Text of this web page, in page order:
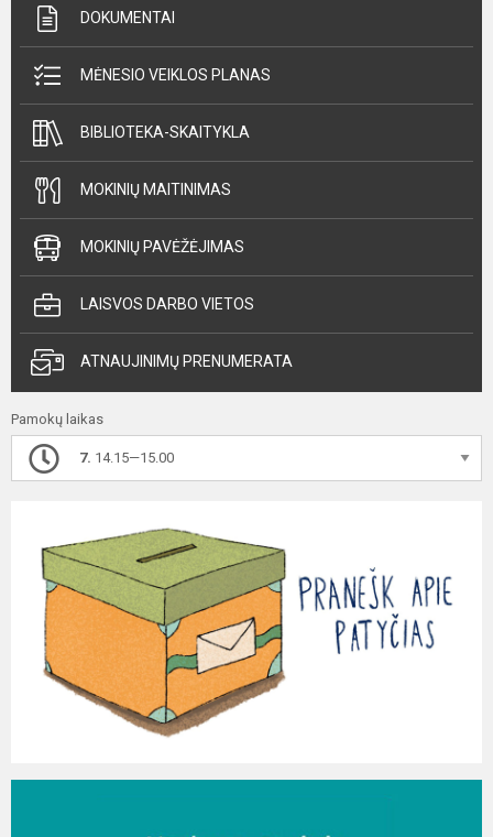
DOKUMENTAI
MĖNESIO VEIKLOS PLANAS
BIBLIOTEKA-SKAITYKLA
MOKINIŲ MAITINIMAS
MOKINIŲ PAVĖŽĖJIMAS
LAISVOS DARBO VIETOS
ATNAUJINIMŲ PRENUMERATA
Pamokų laikas
7. 14.15—15.00